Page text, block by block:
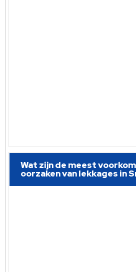
Wat zijn de meest
oorzaken van lekkages in